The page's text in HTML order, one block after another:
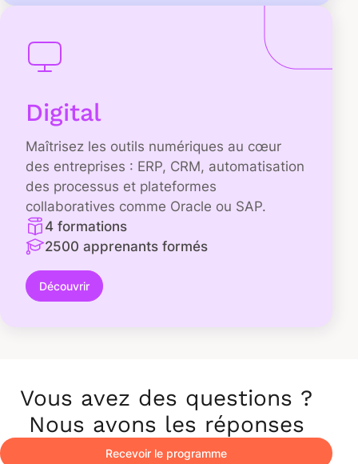
Digital
Maîtrisez les outils numériques au cœur
des entreprises : ERP, CRM, automatisation
des processus et plateformes
collaboratives comme Oracle ou SAP.
4 formations
2500 apprenants formés
Découvrir
Vous avez des questions ?
Nous avons les réponses
Recevoir le programme